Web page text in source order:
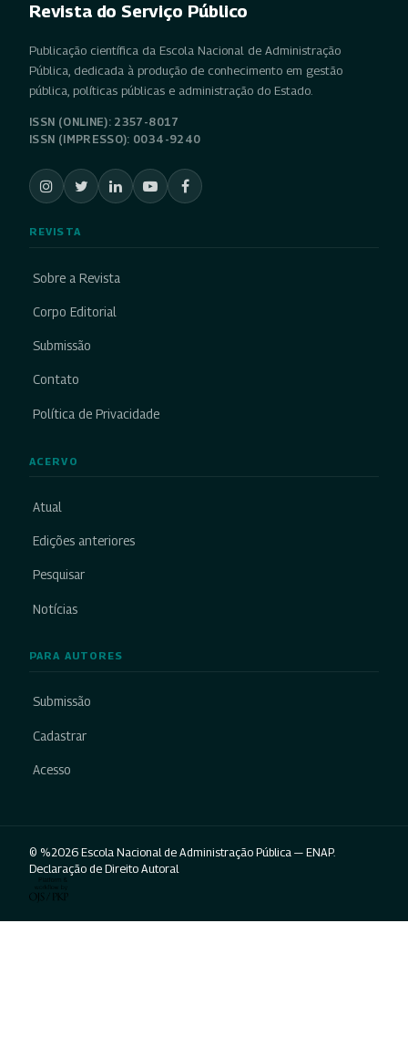
Revista do Serviço Público
Publicação científica da Escola Nacional de Administração
Pública, dedicada à produção de conhecimento em gestão
pública, políticas públicas e administração do Estado.
ISSN (ONLINE): 2357-8017
ISSN (IMPRESSO): 0034-9240
REVISTA
Sobre a Revista
Corpo Editorial
Submissão
Contato
Política de Privacidade
ACERVO
Atual
Edições anteriores
Pesquisar
Notícias
PARA AUTORES
Submissão
Cadastrar
Acesso
© %2026 Escola Nacional de Administração Pública — ENAP.
Declaração de Direito Autoral